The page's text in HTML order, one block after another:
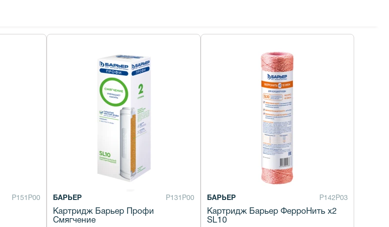
Р151Р00 БАРЬЕР Р131Р00
Картридж Барьер Профи
Смягчение
БАРЬЕР Р142Р03
Картридж Барьер ФерроНить x2
SL10